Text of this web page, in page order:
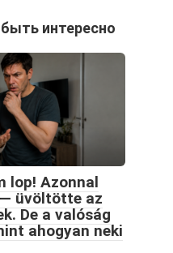
интересно
lop! Azonnal
üvöltötte az
De a valóság
ahogyan neki